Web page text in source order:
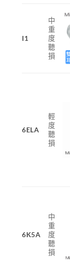
I1
中
重
度
聽
損
6ELA
輕
度
聽
損
6K5A
中
重
度
聽
損